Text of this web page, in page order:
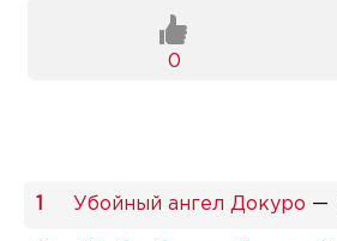
0
Убойный ангел Докуро —